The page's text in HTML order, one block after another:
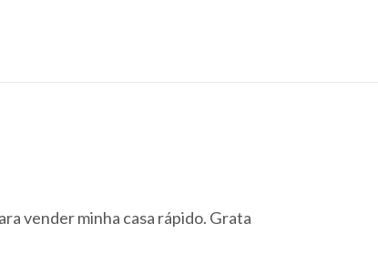
vender minha casa rápido. Grata